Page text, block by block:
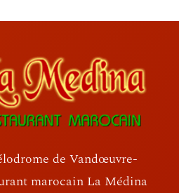
de Vandœuvre-
marocain La Médina